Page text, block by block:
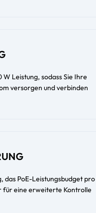
Leistung, sodass Sie Ihre
versorgen und verbinden
das PoE-Leistungsbudget pro
für eine erweiterte Kontrolle